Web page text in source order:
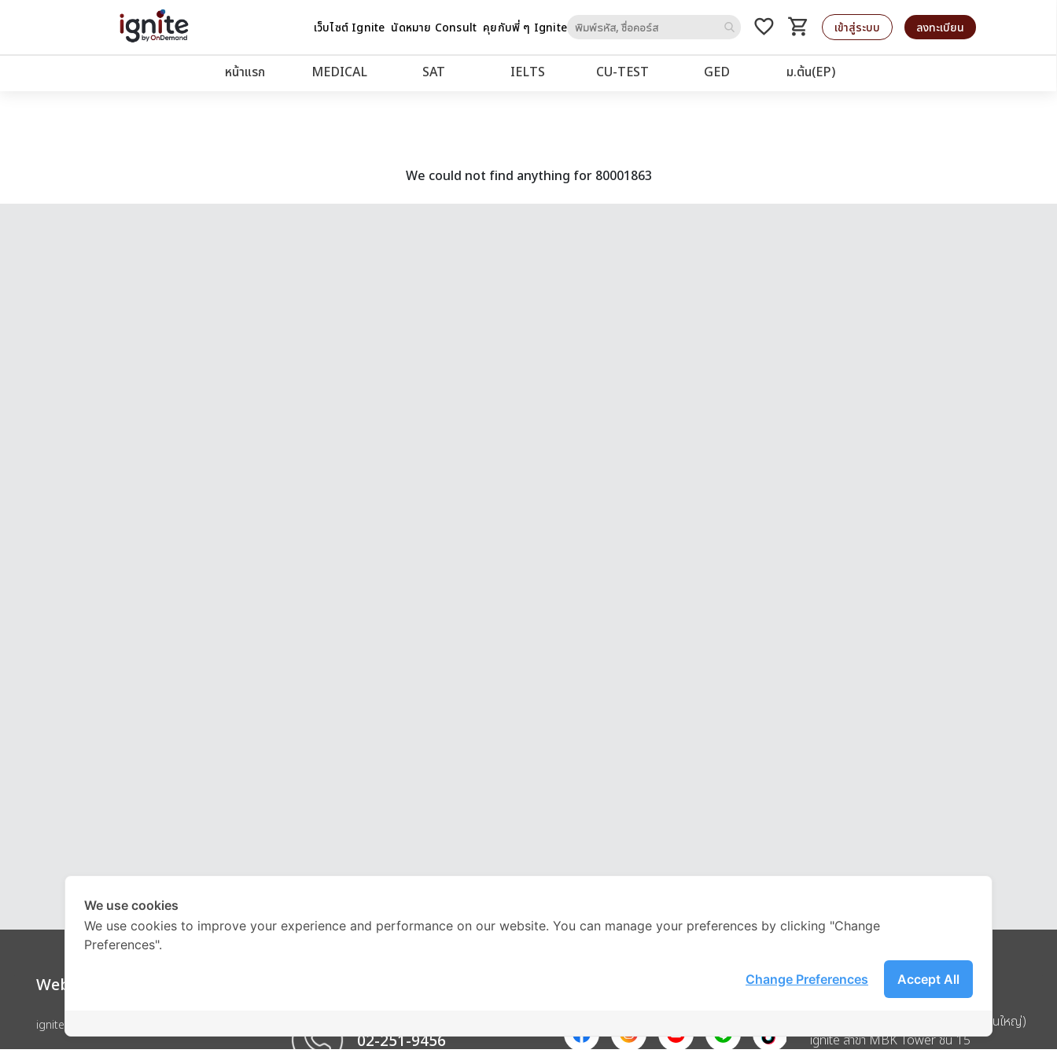
เว็บไซต์ Ignite นัดหมาย Consult คุยกับพี่ ๆ Igniteto
favorite_border shopping_cart
รถเข็น เข้าสู่ระบบ ลงทะเบียน
หน้าแรก MEDICAL SAT IELTS CU‑TEST GED ม.ต้น(EP)
We could not find anything for 80001863
Website
ignite by OnDemand
02-251-9456
Address
บริษัท อิกไนท์ เอ สตาร์ จำกัด (สำนักงานใหญ่)
ignite สาขา MBK Tower ชั้น 15
We use cookies
We use cookies to improve your experience and performance on our website. You can manage your preferences by clicking "Change
Preferences".
Accept All
Change Preferences